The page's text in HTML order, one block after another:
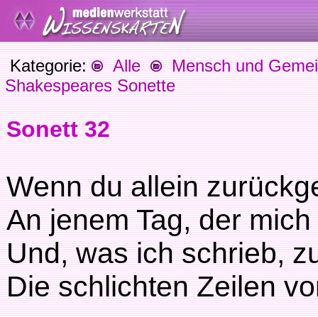
Kategorie: Alle
Mensch und
Shakespeares Sonette
Sonett 32
Wenn du allein
An jenem Tag, der
Und, was ich schrieb,
Die schlichten Zeilen